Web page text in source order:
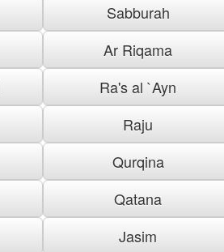
Sabburah
Ar Riqama
Ra's al `Ayn
Raju
Qurqina
Qatana
Jasim